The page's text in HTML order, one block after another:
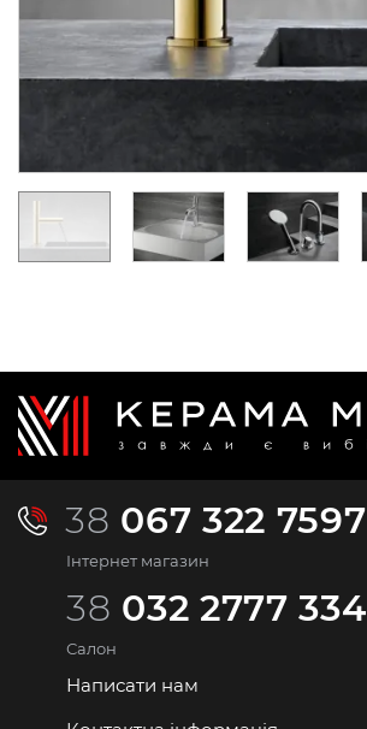
Кількість товару
обмежена
В
38 067 322 7597
Інтернет магазин
38 032 2777 334
Салон
Написати нам